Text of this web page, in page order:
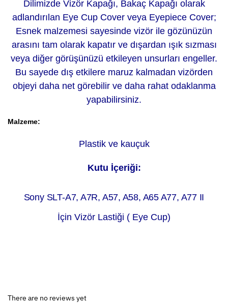
Dilimizde Vizör Kapağı, Bakaç Kapağı olarak
adlandırılan Eye Cup Cover veya Eyepiece Cover;
Esnek malzemesi sayesinde vizör ile gözünüzün
arasını tam olarak kapatır ve dışardan ışık sızması
veya diğer görüşünüzü etkileyen unsurları engeller.
Bu sayede dış etkilere maruz kalmadan vizörden
objeyi daha net görebilir ve daha rahat odaklanma
yapabilirsiniz.
Malzeme:
Plastik ve kauçuk
Kutu İçeriği:
Sony SLT-A7, A7R, A57, A58, A65 A77, A77 II
İçin Vizör Lastiği ( Eye Cup)
There are no reviews yet